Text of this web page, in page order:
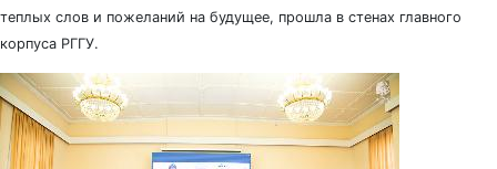
теплых слов и пожеланий на будущее, прошла в стенах главного
корпуса РГГУ.